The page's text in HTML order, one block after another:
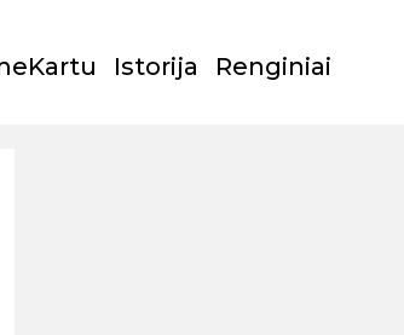
Istorija Renginiai